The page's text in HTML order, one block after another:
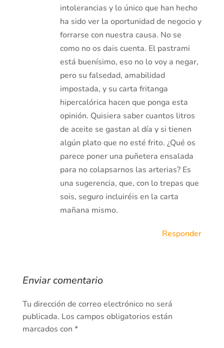
intolerancias y lo único que han hecho
ha sido ver la oportunidad de negocio y
forrarse con nuestra causa. No se
como no os dais cuenta. El pastrami
está buenísimo, eso no lo voy a negar,
pero su falsedad, amabilidad
impostada, y su carta fritanga
hipercalórica hacen que ponga esta
opinión. Quisiera saber cuantos litros
de aceite se gastan al día y si tienen
algún plato que no esté frito. ¿Qué os
parece poner una puñetera ensalada
para no colapsarnos las arterias? Es
una sugerencia, que, con lo trepas que
sois, seguro incluiréis en la carta
mañana mismo.
Responder
Enviar comentario
Tu dirección de correo electrónico no será
publicada. Los campos obligatorios están
marcados con *